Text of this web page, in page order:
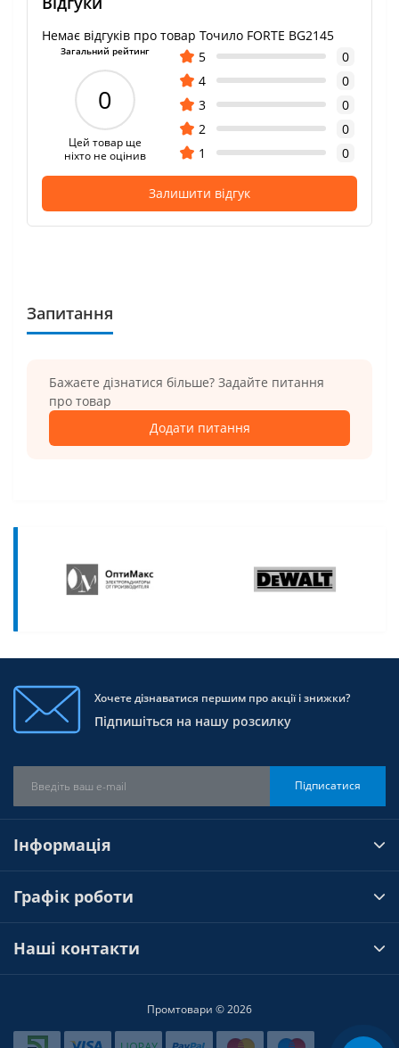
Немає відгуків про товар Точило FORTE BG2145
Загальний рейтинг
0
Цей товар ще
ніхто не оцінив
5
0
4
0
3
0
2
0
1
0
Залишити відгук
Запитання
Бажаєте дізнатися більше? Задайте питання
про товар
Додати питання
Хочете дізнаватися першим про акції і знижки?
Підпишіться на нашу розсилку
Підписатися
Інформація
Графік роботи
Наші контакти
Промтовари © 2026